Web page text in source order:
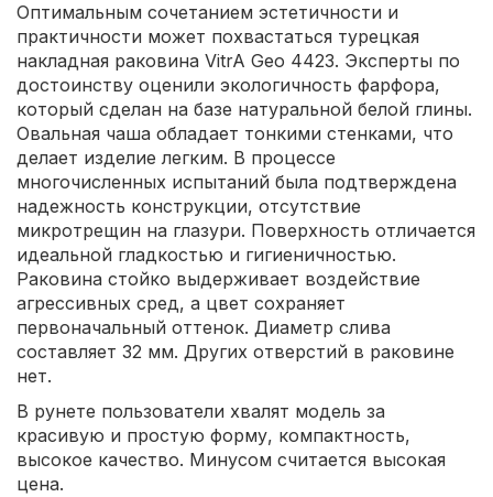
Оптимальным сочетанием эстетичности и
практичности может похвастаться турецкая
накладная раковина VitrA Geo 4423. Эксперты по
достоинству оценили экологичность фарфора,
который сделан на базе натуральной белой глины.
Овальная чаша обладает тонкими стенками, что
делает изделие легким. В процессе
многочисленных испытаний была подтверждена
надежность конструкции, отсутствие
микротрещин на глазури. Поверхность отличается
идеальной гладкостью и гигиеничностью.
Раковина стойко выдерживает воздействие
агрессивных сред, а цвет сохраняет
первоначальный оттенок. Диаметр слива
составляет 32 мм. Других отверстий в раковине
нет.
В рунете пользователи хвалят модель за
красивую и простую форму, компактность,
высокое качество. Минусом считается высокая
цена.